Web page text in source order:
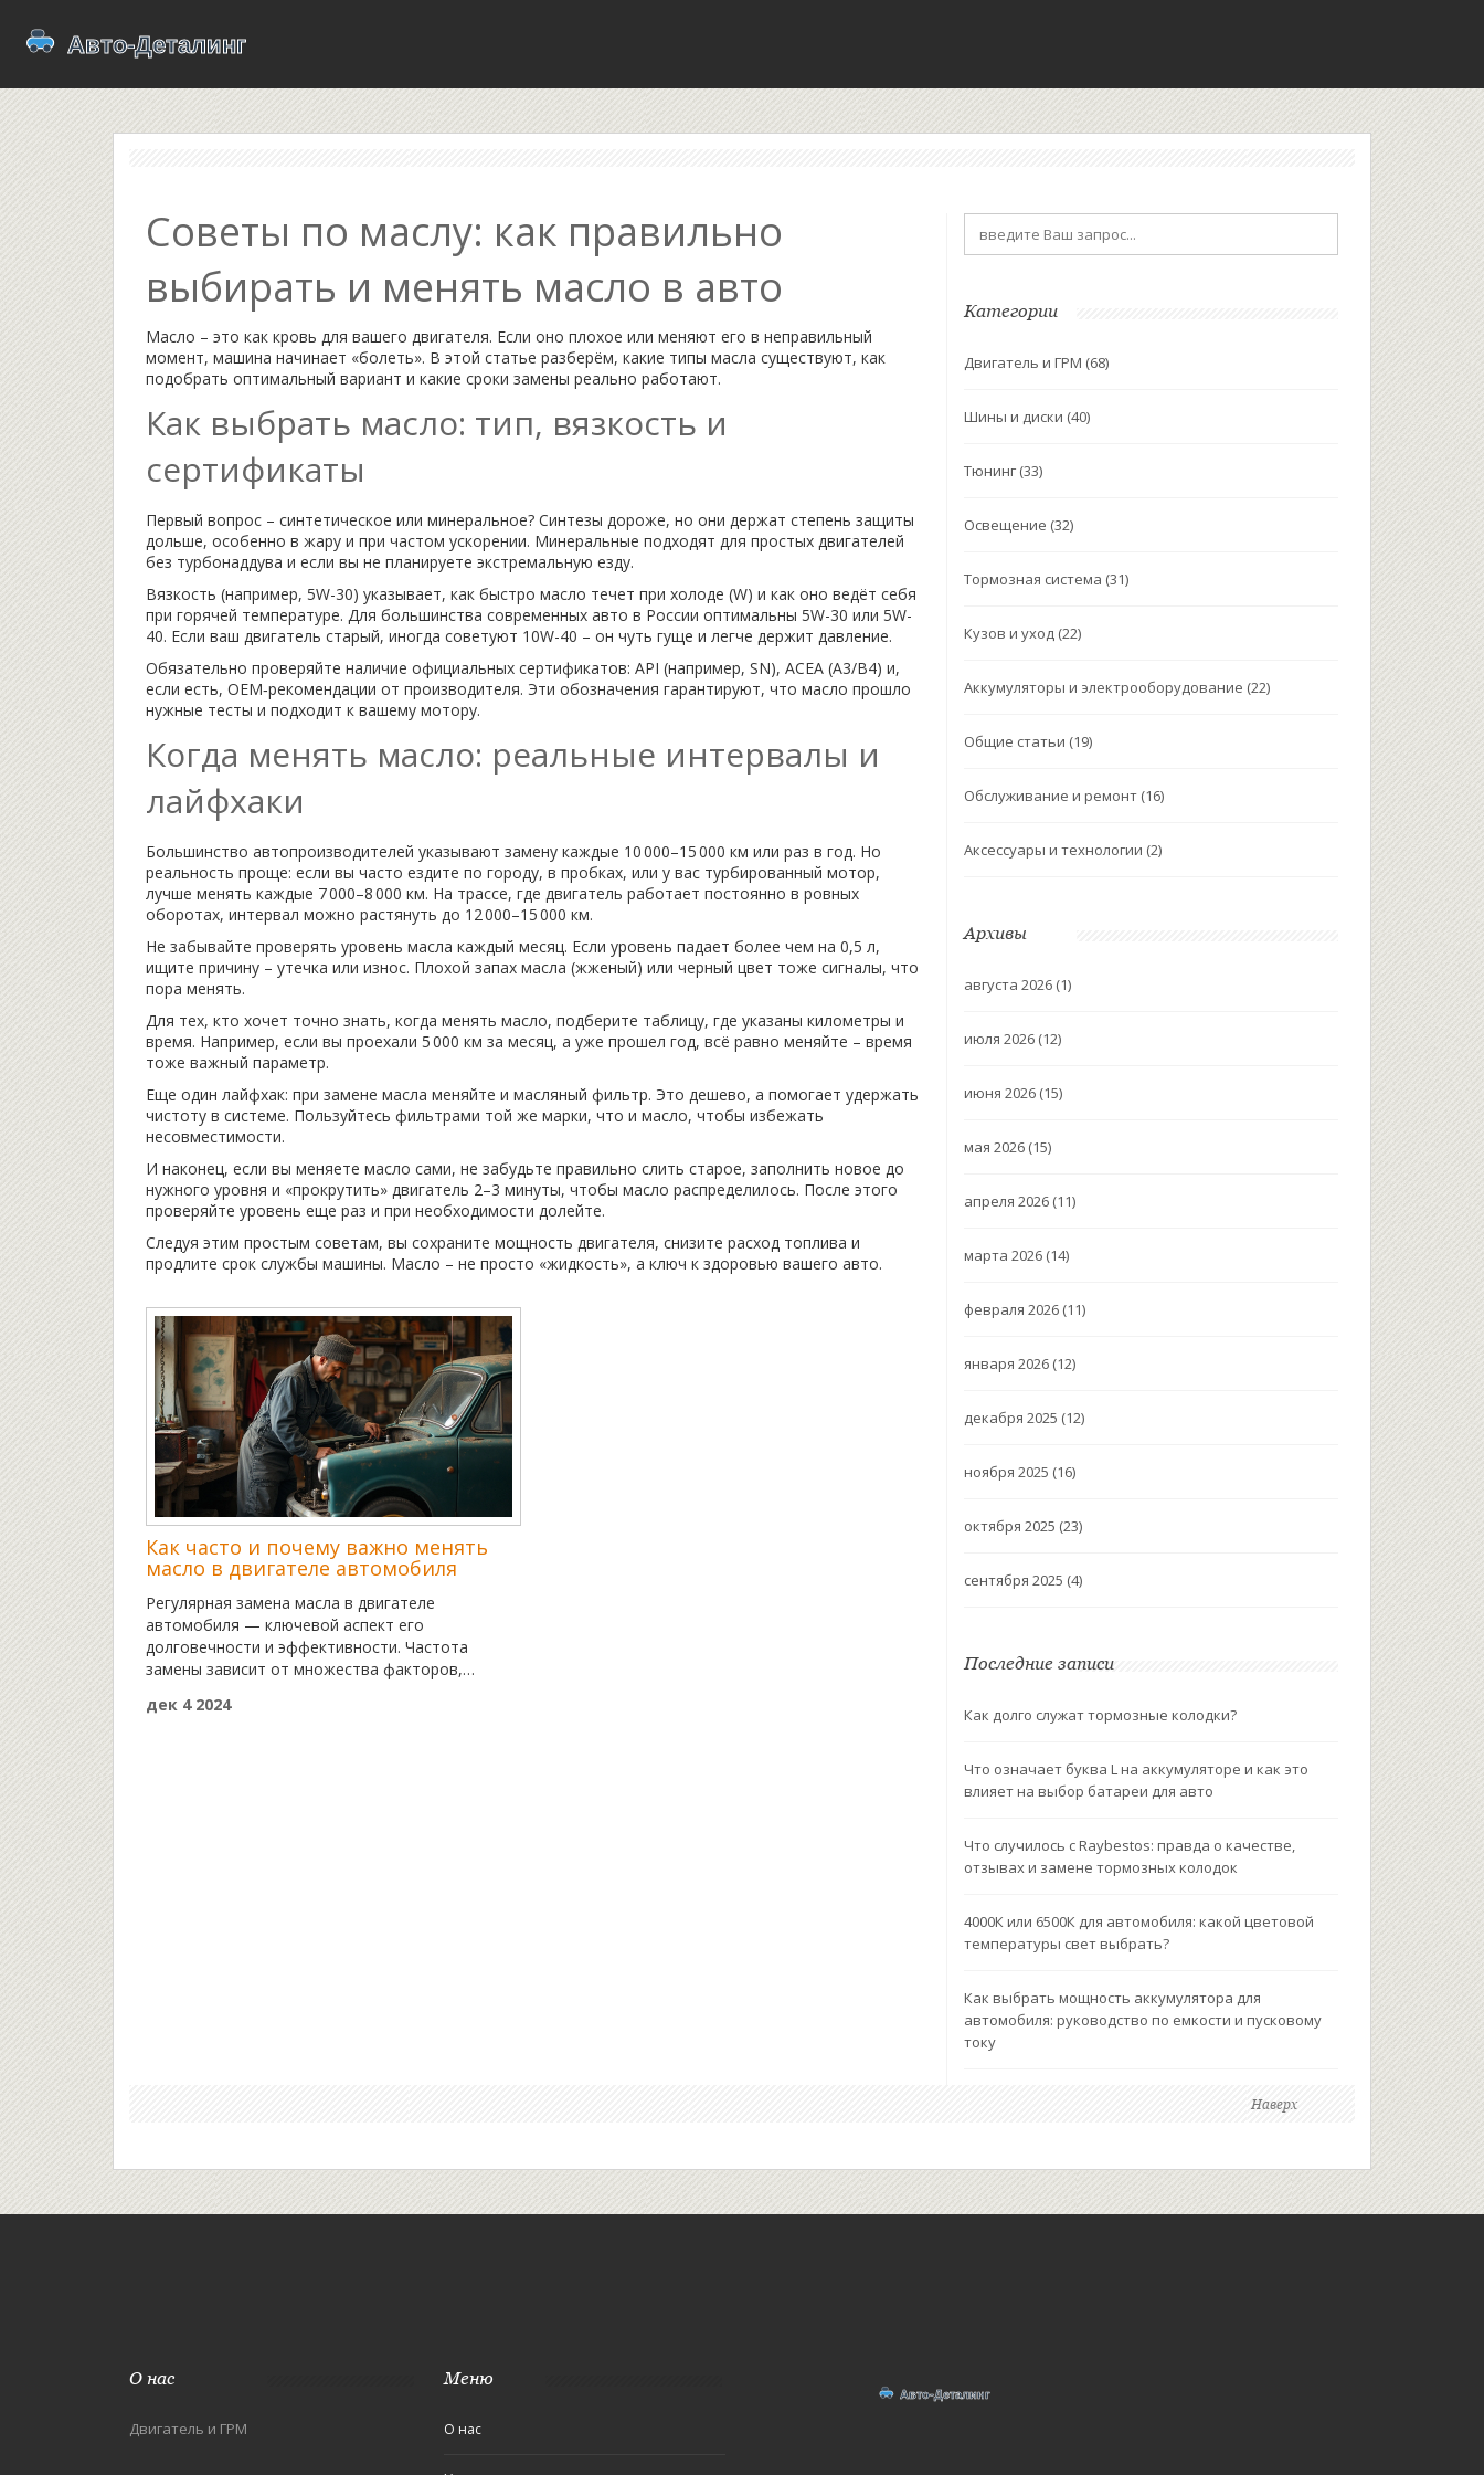
Советы по маслу: как правильно
выбирать и менять масло в авто
Масло – это как кровь для вашего двигателя. Если оно плохое или меняют его в неправильный
момент, машина начинает «болеть». В этой статье разберём, какие типы масла существуют, как
подобрать оптимальный вариант и какие сроки замены реально работают.
Как выбрать масло: тип, вязкость и
сертификаты
Первый вопрос – синтетическое или минеральное? Синтезы дороже, но они держат степень защиты
дольше, особенно в жару и при частом ускорении. Минеральные подходят для простых двигателей
без турбонаддува и если вы не планируете экстремальную езду.
Вязкость (например, 5W-30) указывает, как быстро масло течет при холоде (W) и как оно ведёт себя
при горячей температуре. Для большинства современных авто в России оптимальны 5W-30 или 5W-
40. Если ваш двигатель старый, иногда советуют 10W-40 – он чуть гуще и легче держит давление.
Обязательно проверяйте наличие официальных сертификатов: API (например, SN), ACEA (A3/B4) и,
если есть, OEM‑рекомендации от производителя. Эти обозначения гарантируют, что масло прошло
нужные тесты и подходит к вашему мотору.
Когда менять масло: реальные интервалы и
лайфхаки
Большинство автопроизводителей указывают замену каждые 10 000–15 000 км или раз в год. Но
реальность проще: если вы часто ездите по городу, в пробках, или у вас турбированный мотор,
лучше менять каждые 7 000–8 000 км. На трассе, где двигатель работает постоянно в ровных
оборотах, интервал можно растянуть до 12 000–15 000 км.
Не забывайте проверять уровень масла каждый месяц. Если уровень падает более чем на 0,5 л,
ищите причину – утечка или износ. Плохой запах масла (жженый) или черный цвет тоже сигналы, что
пора менять.
Для тех, кто хочет точно знать, когда менять масло, подберите таблицу, где указаны километры и
время. Например, если вы проехали 5 000 км за месяц, а уже прошел год, всё равно меняйте – время
тоже важный параметр.
Еще один лайфхак: при замене масла меняйте и масляный фильтр. Это дешево, а помогает удержать
чистоту в системе. Пользуйтесь фильтрами той же марки, что и масло, чтобы избежать
несовместимости.
И наконец, если вы меняете масло сами, не забудьте правильно слить старое, заполнить новое до
нужного уровня и «прокрутить» двигатель 2–3 минуты, чтобы масло распределилось. После этого
проверяйте уровень еще раз и при необходимости долейте.
Следуя этим простым советам, вы сохраните мощность двигателя, снизите расход топлива и
продлите срок службы машины. Масло – не просто «жидкость», а ключ к здоровью вашего авто.
Как часто и почему важно менять
масло в двигателе автомобиля
Регулярная замена масла в двигателе
автомобиля — ключевой аспект его
долговечности и эффективности. Частота
замены зависит от множества факторов,
автомобиля. Рекомендуется следовать
дек 4 2024
Категории
Двигатель и ГРМ (68)
Шины и диски (40)
Тюнинг (33)
Освещение (32)
Тормозная система (31)
Кузов и уход (22)
Аккумуляторы и электрооборудование (22)
Общие статьи (19)
Обслуживание и ремонт (16)
Аксессуары и технологии (2)
Архивы
августа 2026 (1)
июля 2026 (12)
июня 2026 (15)
мая 2026 (15)
апреля 2026 (11)
марта 2026 (14)
февраля 2026 (11)
января 2026 (12)
декабря 2025 (12)
ноября 2025 (16)
октября 2025 (23)
сентября 2025 (4)
Последние записи
Как долго служат тормозные колодки?
Что означает буква L на аккумуляторе и как это
влияет на выбор батареи для авто
Что случилось с Raybestos: правда о качестве,
отзывах и замене тормозных колодок
4000К или 6500К для автомобиля: какой цветовой
температуры свет выбрать?
Как выбрать мощность аккумулятора для
автомобиля: руководство по емкости и пусковому
току
Наверх
О нас
Двигатель и ГРМ
Меню
О нас